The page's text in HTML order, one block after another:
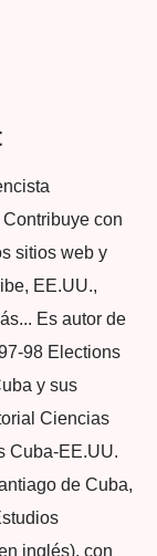
con
sitios web y
EE.UU.,
Es autor de
98 Elections
y sus
Ciencias
Cuba-EE.UU.
de Cuba,
inglés), con